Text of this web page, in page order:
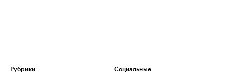
Рубрики
Социальные